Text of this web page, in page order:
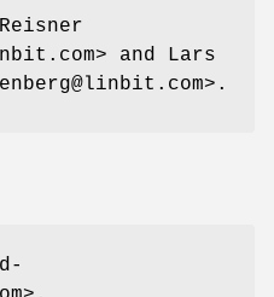
and Lars